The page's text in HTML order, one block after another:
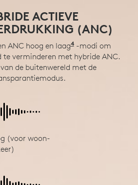
ACTIEVE
(ANC)
ANC hoog en laag4ANC Low-
-modi om
verminderen met hybride ANC.
de buitenwereld met de
(voor woon-
DE BAS
nog nooit zo goed. Grote
en dynamische EQ maken muziek
gesprekken beter.
AUDIO
Gepersonaliseerde audio op
luistertest met Logi Tune5 Logi
u de muziek afstemmen op hoe u
het beste hoort.